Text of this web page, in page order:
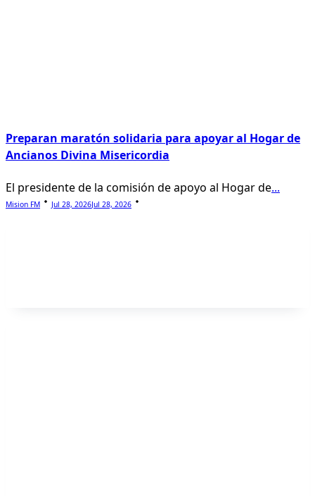
Preparan maratón solidaria para apoyar al Hogar de
Ancianos Divina Misericordia
El presidente de la comisión de apoyo al Hogar de...
Mision FM Jul 28, 2026Jul 28, 2026